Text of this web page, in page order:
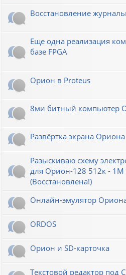
Восстановление
Еще одна реализация
базе FPGA
Орион в Proteus
8ми битный компьютер
Развёртка экрана Ориона
Разыскиваю схему
для Орион-128 512к - 1М
(Восстановлена!)
Онлайн-эмулятор
ORDOS
Орион и SD-карточка
Текстовой редактор под